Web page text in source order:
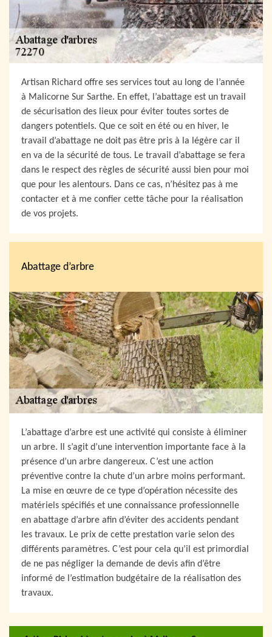
Artisan Richard offre ses services tout au long de l’année
à Malicorne Sur Sarthe. En effet, l’abattage est un travail
de sécurisation des lieux pour éviter toutes sortes de
dangers potentiels. Que ce soit en été ou en hiver, le
travail d’abattage ne doit pas être pris à la légère car il
en va de la sécurité de tous. Le travail d’abattage se fera
dans le respect des règles de sécurité aussi bien pour moi
que pour les alentours. Dans ce cas, n’hésitez pas à me
contacter et à me confier cette tâche pour la réalisation
de vos projets.
Abattage d’arbre
L’abattage d’arbre est une activité qui consiste à éliminer
un arbre. Il s’agit d’une intervention importante face à la
présence d’un arbre dangereux. C’est une action
préventive contre la chute d’un arbre moins performant.
La mise en œuvre de ce type d’opération nécessite des
matériels spécifiés et une connaissance professionnelle
en abattage d’arbre afin d’éviter des accidents pendant
les travaux. Le prix de cette prestation varie selon des
différents paramètres. C’est pour cela qu’il est primordial
de ne pas négliger la demande de devis afin d’être
informé de l’estimation budgétaire de la réalisation des
travaux.